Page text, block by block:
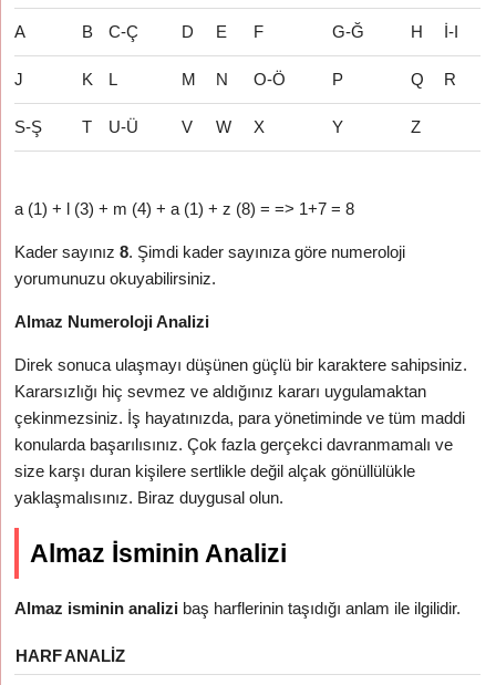
A B C-Ç D E F G-Ğ H İ-I
J K L M N O-Ö P Q R
S-Ş T U-Ü V W X Y Z
a (1) + l (3) + m (4) + a (1) + z (8) = => 1+7 = 8
Kader sayınız8. Şimdi kader sayınıza göre numeroloji
yorumunuzu okuyabilirsiniz.
Almaz Numeroloji Analizi
Direk sonuca ulaşmayı düşünen güçlü bir karaktere sahipsiniz.
Kararsızlığı hiç sevmez ve aldığınız kararı uygulamaktan
çekinmezsiniz. İş hayatınızda, para yönetiminde ve tüm maddi
konularda başarılısınız. Çok fazla gerçekci davranmamalı ve
size karşı duran kişilere sertlikle değil alçak gönüllülükle
yaklaşmalısınız. Biraz duygusal olun.
Almaz İsminin Analizi
Almaz isminin analizi baş harflerinin taşıdığı anlam ile ilgilidir.
HARFANALIZ